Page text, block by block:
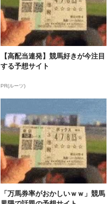
【高配当連発】競馬好きが今注目
する予想サイト
PR(ルーツ)
「万馬券率がおかしいｗｗ」競馬